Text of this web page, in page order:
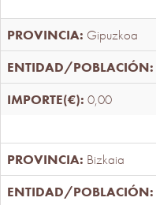
Gipuzkoa
0,00
Bizkaia